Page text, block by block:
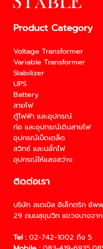
Product Category
Voltage Transformer
Variable Transformer
Stabilizer
UPS
Battery
สายไฟ
ตู้ไฟฟ้า และอุปกรณ์
ท่อ และอุปกรณ์เดินสายไฟ
อุปกรณ์เบ็ดเตล็ด
สวิทซ์ และปลั้กไฟ
อุปกรณ์ให้แสงสว่าง
ติดต่อเรา
บริษัท สเตเบิล อิเล็กตริก ซั
29 ถนนสุขุมวิท แขวงบางจา
Tel : 02-742-1002 ถึง 5